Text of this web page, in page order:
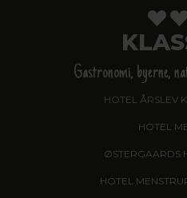
Gastronomi, byerne,
HOTEL ÅRSLEV
HOTEL
ØSTERGAARDS
HOTEL